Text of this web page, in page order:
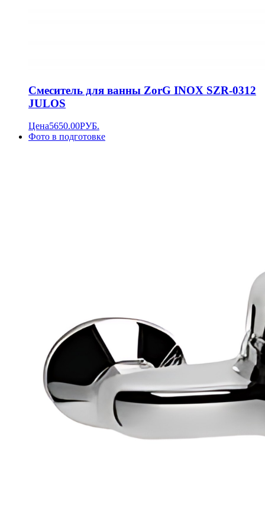
Смеситель для ванны ZorG INOX SZR-0312
JULOS
Цена5650.00РУБ.
Фото в подготовке